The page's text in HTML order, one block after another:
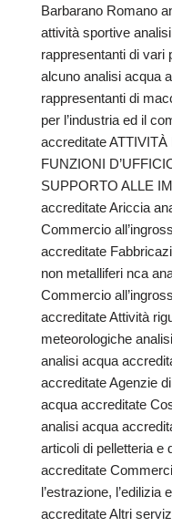
Barbarano Romano
attività sportive
rappresentanti di vari
alcuno analisi acqua
rappresentanti di
per l’industria ed il
accreditate
FUNZIONI
SUPPORTO ALLE
accreditate Ariccia
Commercio
accreditate
non metalliferi nca
Commercio
accreditate Attività
meteorologiche
analisi acqua
accreditate Agenzie
acqua accreditate
analisi acqua
articoli di pelletteria e
accreditate
l’estrazione, l’edilizia
accreditate Altri